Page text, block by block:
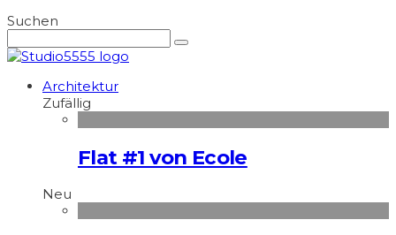
Suchen
Architektur
Zufällig
Flat #1 von Ecole
Neu